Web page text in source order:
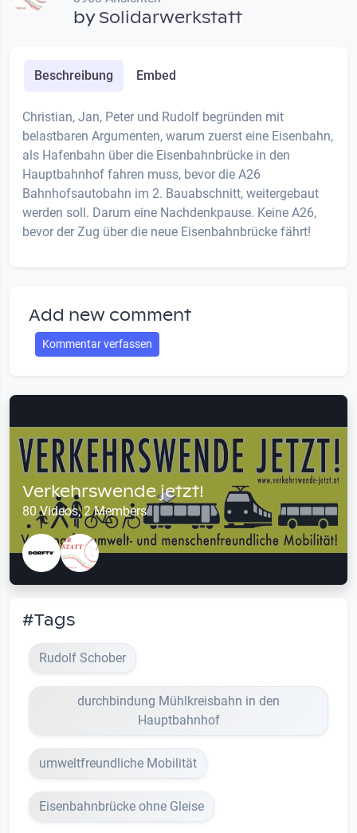
bySolidarwerkstatt
Beschreibung Embed
Christian, Jan, Peter und Rudolf begründen mit
belastbaren Argumenten, warum zuerst eine Eisenbahn,
als Hafenbahn über die Eisenbahnbrücke in den
Hauptbahnhof fahren muss, bevor die A26
Bahnhofsautobahn im 2. Bauabschnitt, weitergebaut
werden soll. Darum eine Nachdenkpause. Keine A26,
bevor der Zug über die neue Eisenbahnbrücke fährt!
Add new comment
Kommentar verfassen
Verkehrswende jetzt!
80 Videos, 2 Members
#Tags
Rudolf Schober
durchbindung Mühlkreisbahn in den
Hauptbahnhof
umweltfreundliche Mobilität
Eisenbahnbrücke ohne Gleise